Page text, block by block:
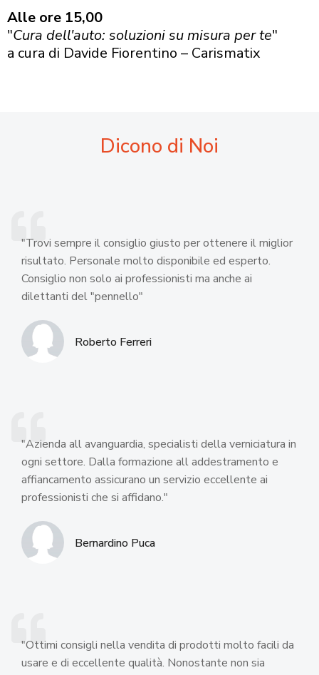
Alle ore 15,00
"Cura dell'auto: soluzioni su misura per te"
a cura di Davide Fiorentino – Carismatix
Dicono di Noi
"Trovi sempre il consiglio giusto per ottenere il miglior
risultato. Personale molto disponibile ed esperto.
Consiglio non solo ai professionisti ma anche ai
dilettanti del "pennello"
Roberto Ferreri
"Azienda all avanguardia, specialisti della verniciatura in
ogni settore. Dalla formazione all addestramento e
affiancamento assicurano un servizio eccellente ai
professionisti che si affidano."
Bernardino Puca
"Ottimi consigli nella vendita di prodotti molto facili da
usare e di eccellente qualità. Nonostante non sia